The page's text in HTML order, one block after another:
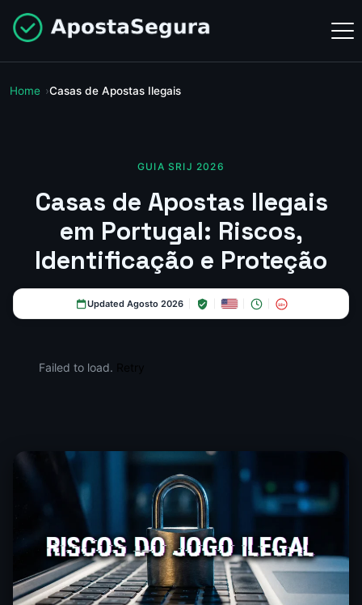
Home Casas de Apostas Ilegais
GUIA SRIJ 2026
Casas de Apostas Ilegais
em Portugal: Riscos,
Identificação e Proteção
Updated Agosto 2026 18+
Failed to load.